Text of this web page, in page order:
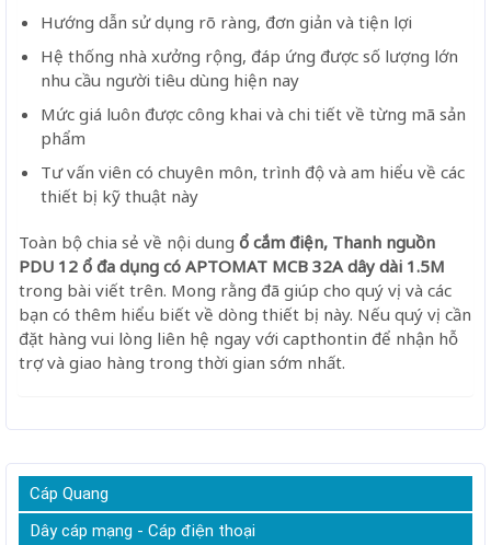
Hướng dẫn sử dụng rõ ràng, đơn giản và tiện lợi
Hệ thống nhà xưởng rộng, đáp ứng được số lượng lớn
nhu cầu người tiêu dùng hiện nay
Mức giá luôn được công khai và chi tiết về từng mã sản
phẩm
Tư vấn viên có chuyên môn, trình độ và am hiểu về các
thiết bị kỹ thuật này
Toàn bộ chia sẻ về nội dung ổ cắm điện, Thanh nguồn
PDU 12 ổ đa dụng có APTOMAT MCB 32A dây dài 1.5M
trong bài viết trên. Mong rằng đã giúp cho quý vị và các
bạn có thêm hiểu biết về dòng thiết bị này. Nếu quý vị cần
đặt hàng vui lòng liên hệ ngay với capthontin để nhận hỗ
trợ và giao hàng trong thời gian sớm nhất.
Cáp Quang
Dây cáp mạng - Cáp điện thoại